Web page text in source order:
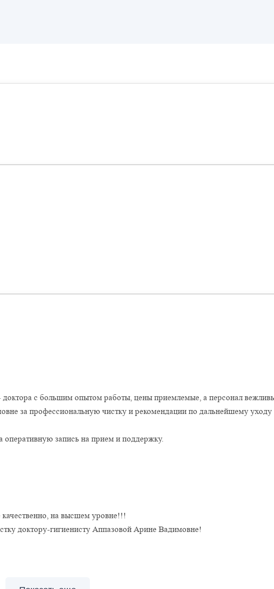
с большим опытом работы, цены приемлемые, а персонал
за профессиональную чистку и рекомендации по дальнейшему уходу
оперативную запись на прием и поддержку.
на высшем уровне!!!
доктору-гигиенисту Аппазовой Арине Вадимовне!